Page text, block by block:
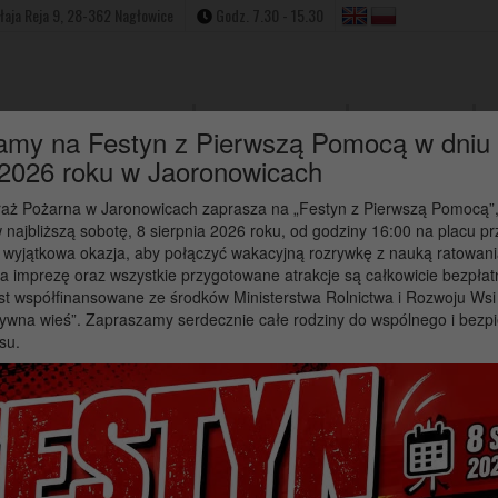
Nadziei serdecznie
do udziału w projekcie
barier!
z niepełnosprawnością do udziału w projekcie pn. ,,Sięgamy
na Festyn z Pierwszą Pomocą w dniu
roku w Jaoronowicach
Pożarna w Jaronowicach zaprasza na „Festyn z Pierwszą
najbliższą sobotę, 8 sierpnia 2026 roku, od godziny 16:00 na placu
okazja, aby połączyć wakacyjną rozrywkę z nauką
imprezę oraz wszystkie przygotowane atrakcje są całkowicie
współfinansowane ze środków Ministerstwa Rolnictwa i Rozwoju
wieś”. Zapraszamy serdecznie całe rodziny do wspólnego i